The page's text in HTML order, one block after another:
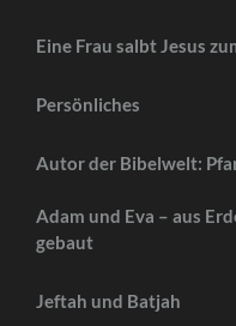
Eine Frau salbt Jesus
Persönliches
Autor der Bibelwelt:
Adam und Eva – aus
gebaut
Jeftah und Batjah